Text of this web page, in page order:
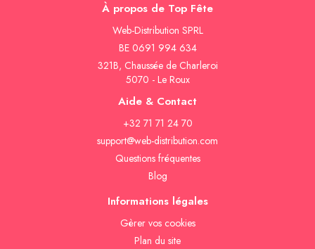
À propos de Top Fête
Web-Distribution SPRL
BE 0691 994 634
321B, Chaussée de Charleroi
5070 - Le Roux
Aide & Contact
+32 71 71 24 70
support@web-distribution.com
Questions fréquentes
Blog
Informations légales
Gèrer vos cookies
Plan du site